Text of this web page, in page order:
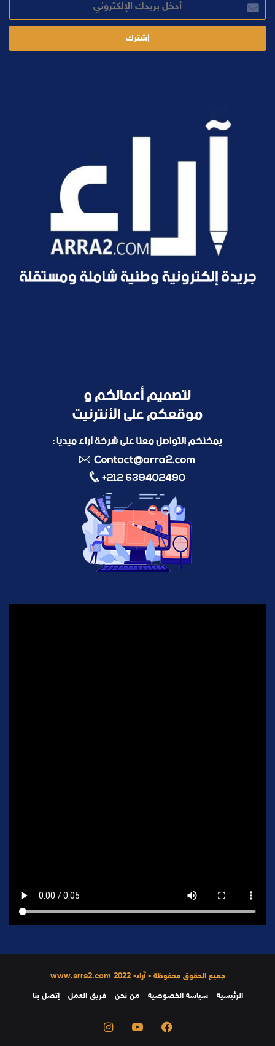
بريدك
الإلكتروني
جميع الحقوق محفوظة - آراء- 2022 www.arra2.com
الرئيسية
سياسة الخصوصية من نحن فريق العمل إتصل بنا
فيسبوك يوتيوب